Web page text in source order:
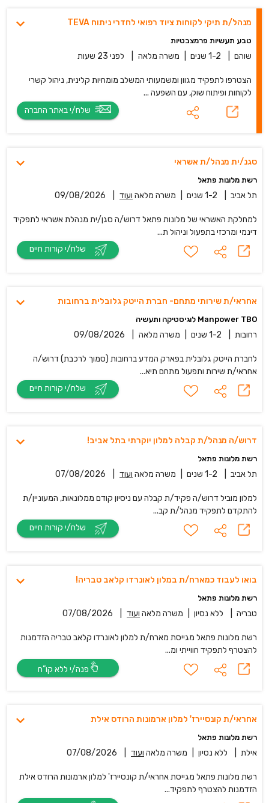
מנהל/ת תיקי לקוחות ציוד רפואי לחדרי ניתוח TEVA
טבע תעשיות פרמצבטיות
שוהם 1-2 שנים משרה מלאה לפני 23 שעות
הצטרפו לתפקיד מגוון ומשמעותי המשלב מומחיות קלינית, ניהול קשרי
לקוחות ופיתוח שוק, עם השפעה ...
סגנ/ית מנהל/ת אשראי
רשת מלונות פתאל
תל אביב 1-2 שנים משרה מלאה ועוד 09/08/2026
למחלקת האשראי של מלונות פתאל דרוש/ה סגן/ית מנהלת אשראי לתפקיד
דינמי ומרכזי בתפעול וניהול ת...
אחראי/ת שירותי מתחם- חברת הייטק גלובלית ברחובות
Manpower TBO לוגיסטיקה ותעשיה
רחובות 1-2 שנים משרה מלאה 09/08/2026
לחברת הייטק גלובלית בפארק המדע ברחובות (סמוך לרכבת) דרוש/ה
אחראי/ת שירות ותפעול מתחם תיא...
דרוש/ה מנהל/ת קבלה למלון יוקרתי בתל אביב!
רשת מלונות פתאל
תל אביב 1-2 שנים משרה מלאה ועוד 07/08/2026
למלון מוביל דרוש/ה פקיד/ת קבלה עם ניסיון קודם ממלונאות, המעוניין/ת
להתקדם לתפקיד מנהל/ת קב...
בואו לעבוד כמארח/ת במלון לאונרדו קלאב טבריה!
רשת מלונות פתאל
טבריה ללא נסיון משרה מלאה ועוד 07/08/2026
רשת מלונות פתאל מגייסת מארח/ת למלון לאונרדו קלאב טבריה הזדמנות
להצטרף לתפקיד חווייתי ומ...
אחראי/ת קונסיירז' למלון ארמונות הרודס אילת
רשת מלונות פתאל
אילת ללא נסיון משרה מלאה ועוד 07/08/2026
רשת מלונות פתאל מגייסת אחראי/ת קונסיירז' למלון ארמונות הרודס אילת
הזדמנות להצטרף לתפקיד...